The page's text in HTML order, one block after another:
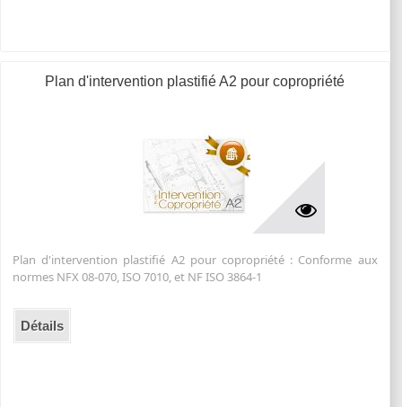
Plan d'intervention plastifié A2 pour copropriété
Plan d'intervention plastifié A2 pour copropriété : Conforme aux
normes NFX 08-070, ISO 7010, et NF ISO 3864-1
Détails